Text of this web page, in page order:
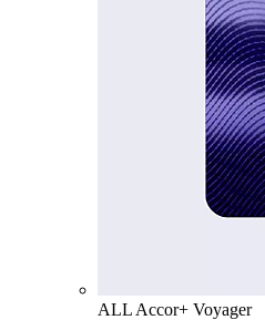
ALL Accor+ Voyager